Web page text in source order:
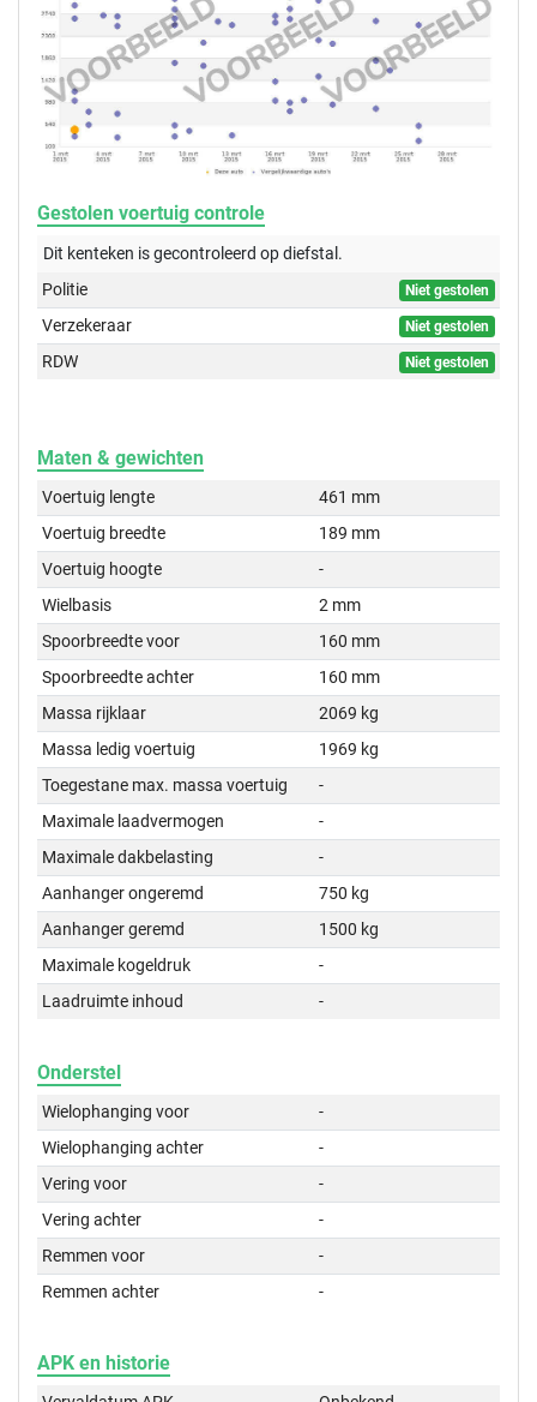
Gestolen voertuig controle
Dit kenteken is gecontroleerd opdiefstal.
Politie
Niet gestolen
Verzekeraar Niet gestolen
RDW Niet gestolen
Maten & gewichten
Voertuig lengte
461 mm
Voertuig breedte
189 mm
Voertuig hoogte
-
Wielbasis
2 mm
Spoorbreedte voor
160 mm
Spoorbreedte achter
160 mm
Massa rijklaar
2069 kg
Massa ledig voertuig
1969 kg
Toegestane max. massa voertuig
-
Maximale laadvermogen
-
Maximale dakbelasting
-
Aanhanger ongeremd
750 kg
Aanhanger geremd
1500 kg
Maximale kogeldruk
-
Laadruimte inhoud
-
Onderstel
Wielophanging voor
-
Wielophanging achter
-
Vering voor
-
Vering achter
-
Remmen voor
-
Remmen achter
-
APK en historie